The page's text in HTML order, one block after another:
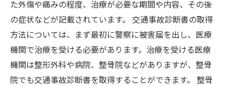
た外傷や痛みの程度、治療が必要な期間や内容、その後
の症状などが記載されています。 交通事故診断書の取得
方法については、まず最初に警察に被害届を出し、医療
機関で治療を受ける必要があります。治療を受ける医療
機関は整形外科や病院、整骨院などがありますが、整骨
院でも交通事故診断書を取得することができます。 整骨